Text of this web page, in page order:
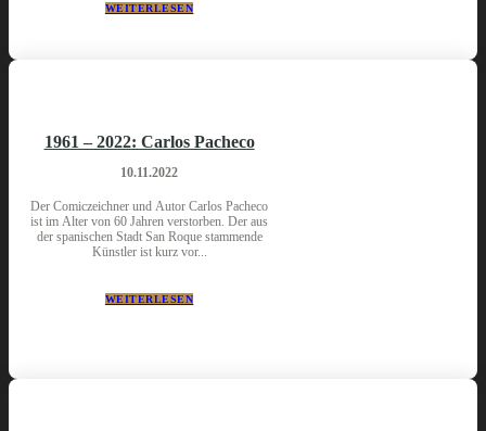
WEITERLESEN
1961 – 2022: Carlos Pacheco
10.11.2022
Der Comiczeichner und Autor Carlos Pacheco
ist im Alter von 60 Jahren verstorben. Der aus
der spanischen Stadt San Roque stammende
Künstler ist kurz vor...
WEITERLESEN